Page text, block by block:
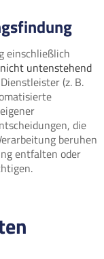
einschließlich
untenstehend
(z. B.
die
beruhen
entfalten oder